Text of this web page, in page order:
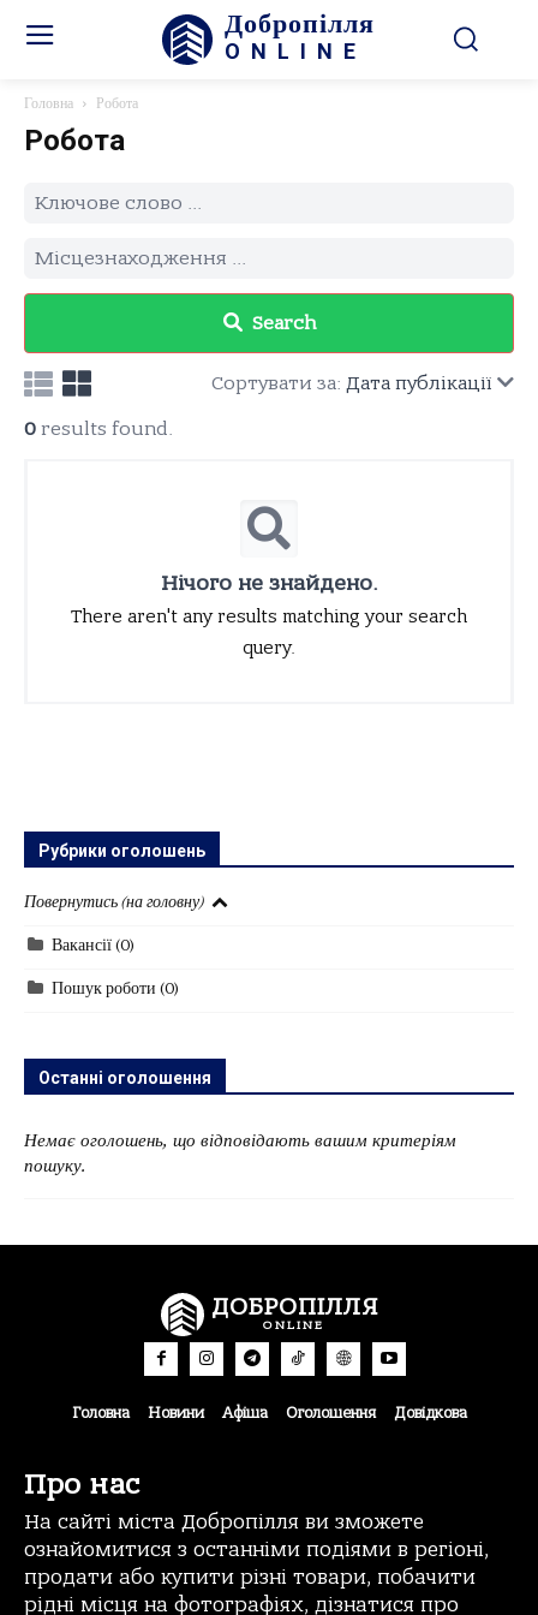
Добропілля
ONLINE
Головна Робота
Робота
Search
Сортувати за: Дата публікації
0 results found.
Нічого не знайдено.
There aren't any results matching your search
query.
Рубрики оголошень
Повернутись (на головну)
Вакансії(0)
Пошук роботи (0)
Останні оголошення
Немає оголошень, що відповідають вашим критеріям
пошуку.
ДОБРОПІЛЛЯ
ONLINE
Головна Новини Афіша Оголошення Довідкова
Про нас
На сайті міста Добропілля ви зможете
ознайомитися з останніми подіями в регіоні,
продати або купити різні товари, побачити
рідні місця на фотографіях, дізнатися про